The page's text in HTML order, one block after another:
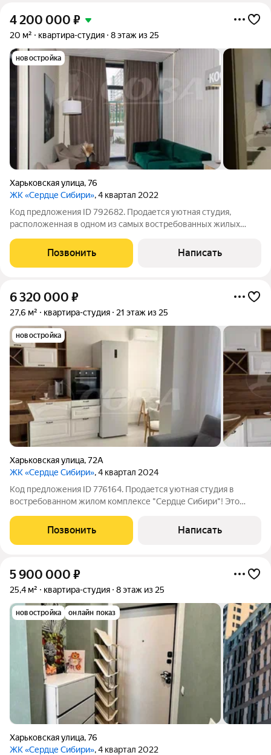
4 200 000 ₽
20 м² квартира-студия 8 этаж из 25
новостройка
Харьковская улица,76
ЖК «Сердце Сибири», 4 квартал 2022
Код предложения ID 792682. Продается уютная студия,
расположенная в одном из самых востребованных жилых
полностью готовое к комфортной жизни пространство,
созданное с вниманием к каждой
Позвонить Написать
6 320 000 ₽
27,6 м² квартира-студия 21 этаж из 25
новостройка
Харьковская улица,72А
ЖК «Сердце Сибири», 4 квартал 2024
Код предложения ID 776164. Продается уютная студия в
востребованном жилом комплексе "Сердце Сибири"! Это
и для успешной сдачи в аренду.В квартире выполнен ремонт,
который позволяет вам сразу
Позвонить Написать
5 900 000 ₽
25,4 м² квартира-студия 8 этаж из 25
новостройка онлайн показ
Харьковская улица,76
ЖК «Сердце Сибири», 4 квартал 2022